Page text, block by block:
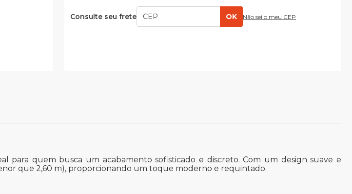
Consulte seu frete OK Não sei o meu CEP
para quem busca um acabamento sofisticado e discreto. Com um design suave e
que 2,60 m), proporcionando um toque moderno e requintado.